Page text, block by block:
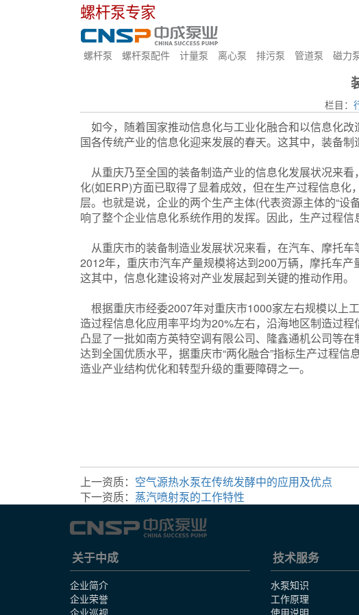
螺杆泵专家
螺杆泵
螺杆泵配件 计量泵 离心泵 排污泵 管道泵 磁力
栏目：
如今，随着国家推动信息化与工业化融合和以信息化
国各传统产业的信息化迎来发展的春天。这其中，装备制
从重庆乃至全国的装备制造产业的信息化发展状况来
化(如ERP)方面已取得了显着成效，但在生产过程信息
层。也就是说，企业的两个生产主体(代表资源主体的“设
响了整个企业信息化系统作用的发挥。因此，生产过程
从重庆市的装备制造业发展状况来看，在汽车、摩托
2012年，重庆市汽车产量规模将达到200万辆，摩托车
这其中，信息化建设将对产业发展起到关键的推动作用。
根据重庆市经委2007年对重庆市1000家左右规模以上
造过程信息化应用率平均为20%左右，沿海地区制造过
凸显了一批如南方英特空调有限公司、隆鑫通机公司等
达到全国优质水平，据重庆市“两化融合”指标生产过程
造业产业结构优化和转型升级的重要障碍之一。
上一资质： 空气源热水泵在传统发酵中的应用及优点
下一资质： 蒸汽喷射泵的工作特性
关于中成
企业简介
企业荣誉
企业巡视
技术服务
水泵知识
工作原理
使用说明